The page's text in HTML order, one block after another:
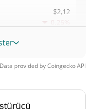
$2,12
0.26%
Data provided byCoingeckoAPI